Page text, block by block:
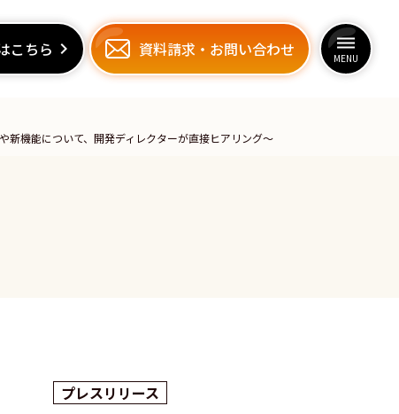
こちら keyboard_arrow_right
こちら keyboard_arrow_right 資料請求 ・ お問い合わせ dehaze
MENU
資料請求 ・ お問い合わせ dehaze
MENU
新機能について、開発ディレクターが直接ヒアリング〜
プレスリリース